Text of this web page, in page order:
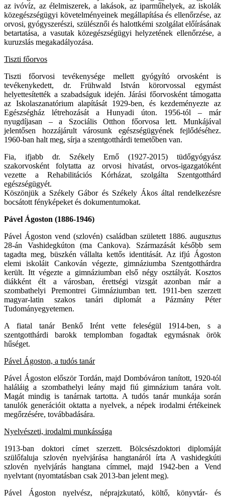
az ivóvíz, az élelmiszerek, a lakások, az iparműhelyek, az iskolák
közegészségügyi követelményeinek megállapítása és ellenőrzése, az
orvosi, gyógyszerészi, szülésznői és halottkémi szolgálat előírásának
betartatása, a vasutak közegészségügyi helyzetének ellenőrzése, a
kuruzslás megakadályozása.
Tiszti főorvos
Tiszti főorvosi tevékenysége mellett gyógyító orvosként is
tevékenykedett, dr. Frühwald István körorvossal egymást
helyettesítették a szabadságuk idején. Járási főorvosként támogatta
az Iskolaszanatórium alapítását 1929-ben, és kezdeményezte az
Egészségház létrehozását a Hunyadi úton. 1956-tól – már
nyugdíjasan – a Szociális Otthon főorvosa lett. Munkájával
jelentősen hozzájárult városunk egészségügyének fejlődéséhez.
1960-ban halt meg, sírja a szentgotthárdi temetőben van.
Fia, ifjabb dr. Székely Ernő (1927-2015) tüdőgyógyász
szakorvosként folytatta az orvosi hivatást, orvos-igazgatóként
vezette a Rehabilitációs Kórházat, szolgálta Szentgotthárd
egészségügyét.
Köszönjük a Székely Gábor és Székely Ákos által rendelkezésre
bocsátott fényképeket és dokumentumokat.
Pável Ágoston (1886-1946)
Pável Ágoston vend (szlovén) családban született 1886. augusztus
28-án Vashidegkúton (ma Cankova). Származását később sem
tagadta meg, büszkén vállalta kettős identitását. Az ifjú Ágoston
elemi iskoláit Cankován végezte, gimnáziumba Szentgotthárdra
került. Itt végezte a gimnáziumban első négy osztályát. Kosztos
diákként élt a városban, érettségi vizsgát azonban már a
szombathelyi Premontrei Gimnáziumban tett. 1911-ben szerzett
magyar-latin szakos tanári diplomát a Pázmány Péter
Tudományegyetemen.
A fiatal tanár Benkő Irént vette feleségül 1914-ben, s a
szentgotthárdi barokk templomban fogadtak egymásnak örök
hűséget.
Pável Ágoston, a tudós tanár
Pável Ágoston először Tordán, majd Dombóváron tanított, 1920-tól
haláláig a szombathelyi leány majd fiú gimnázium tanára volt.
Magát mindig is tanárnak tartotta. A tudós tanár munkája során
tanulók generációit oktatta a nyelvek, a népek irodalmi értékeinek
megőrzésére, továbbadására.
Nyelvészeti, irodalmi munkássága
1913-ban doktori címet szerzett. Bölcsészdoktori diplomáját
szülőfaluja szlovén nyelvjárása hangtanáról írta A vashidegkúti
szlovén nyelvjárás hangtana címmel, majd 1942-ben a Vend
nyelvtant (nyomtatásban csak 2013-ban jelent meg).
Pável Ágoston nyelvész, néprajzkutató, költő, könyvtár- és